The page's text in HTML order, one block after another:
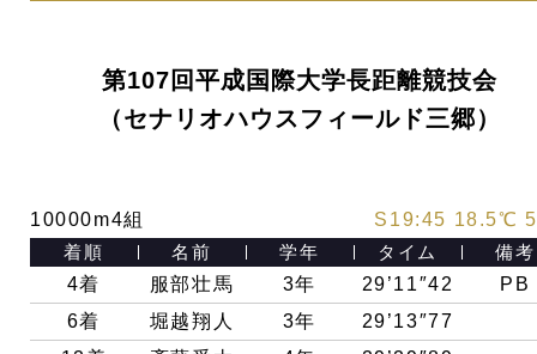
第107回平成国際大学長距離競技会
（セナリオハウスフィールド三郷）
10000m4組
S19:45 18.5℃
着順
名前 学年 タイム
備考
4着
服部壮馬 3年 29’11″42
PB
6着 堀越翔人 3年
29’13″77